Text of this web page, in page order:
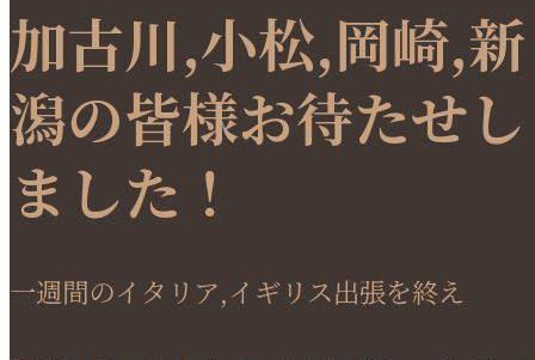
加古川,小松,岡崎,新
潟の皆様お待たせし
ました！
一週間のイタリア,イギリス出張を終え